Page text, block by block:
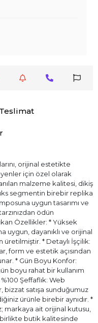
orijinal estetikte
için özel olarak
malzeme kalitesi, dikiş
segmentin birebir replika
uygun tasarımı ve
ödün
Özellikler: * Yüksek
uygun, dayanıklı ve orijinal
* Detaylı İşçilik:
form ve estetik açısından
* Gün Boyu Konfor:
boyu rahat bir kullanım
Şeffaflık: Web
satışa sunduğumuz
ürünle birebir aynıdır. *
markaya ait orijinal kutusu,
birlikte butik kalitesinde